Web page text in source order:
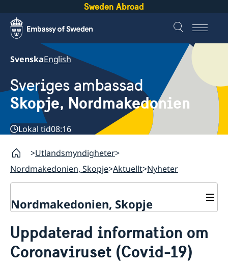
Sweden Abroad
SvenskaEnglish
Sveriges ambassad
Skopje, Nordmakedonien
Lokal tid08:16
Utlandsmyndigheter
Nordmakedonien, Skopje Aktuellt Nyheter
Nordmakedonien, Skopje
Ambassadör
Dataskyddspolicy för utlandsmyndigheterna
Kontakt / Öppettider
Boka tid för intervju
Så stöttar vi svenska företag
Uppdaterad information om
Coronaviruset (Covid-19)